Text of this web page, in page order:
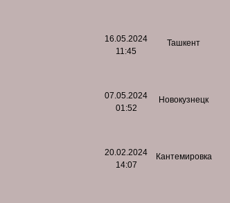
16.05.2024
11:45
Ташкент
07.05.2024
01:52
Новокузнецк
20.02.2024
14:07
Кантемировка